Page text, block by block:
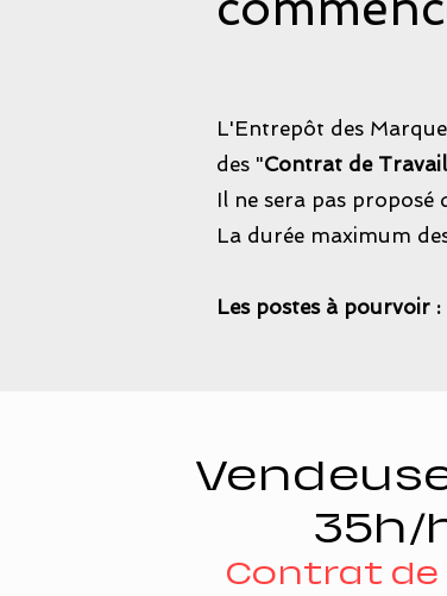
L'Entrepôt des
des "Contrat de
Il ne sera pas proposé
La durée maximum
Les postes à pourvoir :
35h/
Contrat de